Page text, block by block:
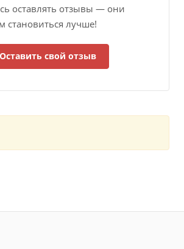
оставлять отзывы — они
становиться лучше!
Оставить свой отзыв